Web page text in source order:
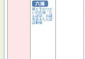
親と子のつど
いの広場「た
んぽぽ」お誕
生会＆たんぽ
ぽ劇場